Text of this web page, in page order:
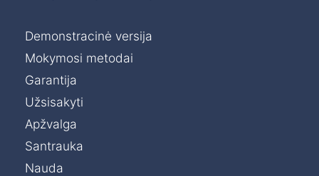
Demonstracinė versija
Mokymosi metodai
Garantija
Užsisakyti
Apžvalga
Santrauka
Nauda